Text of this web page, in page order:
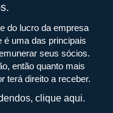
do lucro da empresa
é uma das principais
seus sócios.
então quanto mais
terá direito a receber.
clique aqui.